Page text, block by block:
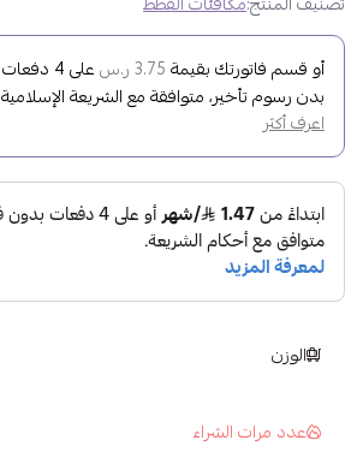
أو قسم فاتورتك بقيمة 3.75 ر.س على4 دفعات
بدون رسوم تأخير، متوافقة مع الشريعة الإسلامية
اعرف أكثر
الوزن
عدد مرات الشراء